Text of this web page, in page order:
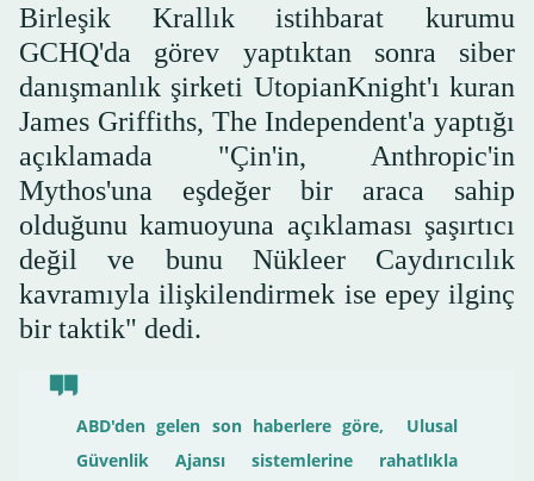
Birleşik Krallık istihbarat kurumu
GCHQ'da görev yaptıktan sonra siber
danışmanlık şirketi UtopianKnight'ı kuran
James Griffiths, The Independent'a yaptığı
açıklamada "Çin'in, Anthropic'in
Mythos'una eşdeğer bir araca sahip
olduğunu kamuoyuna açıklaması şaşırtıcı
değil ve bunu Nükleer Caydırıcılık
kavramıyla ilişkilendirmek ise epey ilginç
bir taktik" dedi.
ABD'den gelen son haberlere göre, Ulusal
Güvenlik Ajansı sistemlerine rahatlıkla